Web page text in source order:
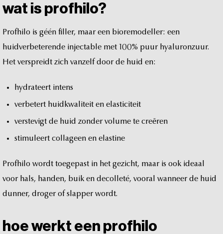
wat is profhilo?
Profhilo is géén filler, maar een bioremodeller: een
huidverbeterende injectable met 100% puur hyaluronzuur.
Het verspreidt zich vanzelf door de huid en:
hydrateert intens
verbetert huidkwaliteit en elasticiteit
verstevigt de huid zonder volume te creëren
stimuleert collageen en elastine
Profhilo wordt toegepast in het gezicht, maar is ook ideaal
voor hals, handen, buik en decolleté, vooral wanneer de huid
dunner, droger of slapper wordt.
hoe werkt een profhilo